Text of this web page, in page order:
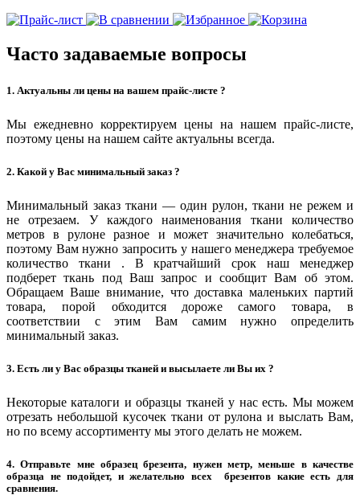
Часто задаваемые вопросы
1. Актуальны ли цены на вашем прайс-листе ?
Мы ежедневно корректируем цены на нашем прайс-листе,
поэтому цены на нашем сайте актуальны всегда.
2. Какой у Вас минимальный заказ ?
Минимальный заказ ткани — один рулон, ткани не режем и
не отрезаем. У каждого наименования ткани количество
метров в рулоне разное и может значительно колебаться,
поэтому Вам нужно запросить у нашего менеджера требуемое
количество ткани . В кратчайший срок наш менеджер
подберет ткань под Ваш запрос и сообщит Вам об этом.
Обращаем Ваше внимание, что доставка маленьких партий
товара, порой обходится дороже самого товара, в
соответствии с этим Вам самим нужно определить
минимальный заказ.
3. Есть ли у Вас образцы тканей и высылаете ли Вы их ?
Некоторые каталоги и образцы тканей у нас есть. Мы можем
отрезать небольшой кусочек ткани от рулона и выслать Вам,
но по всему ассортименту мы этого делать не можем.
4. Отправьте мне образец брезента, нужен метр, меньше в качестве
образца не подойдет, и желательно всех брезентов какие есть для
сравнения.